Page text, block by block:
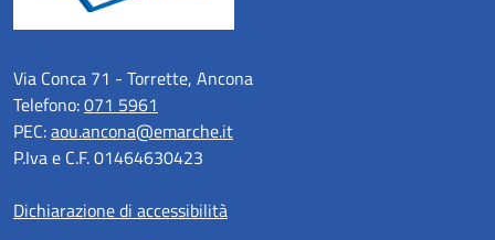
Via Conca 71 - Torrette, Ancona
Telefono:071 5961
PEC:aou.ancona@emarche.it
P.Iva e C.F. 01464630423
Dichiarazione di accessibilità